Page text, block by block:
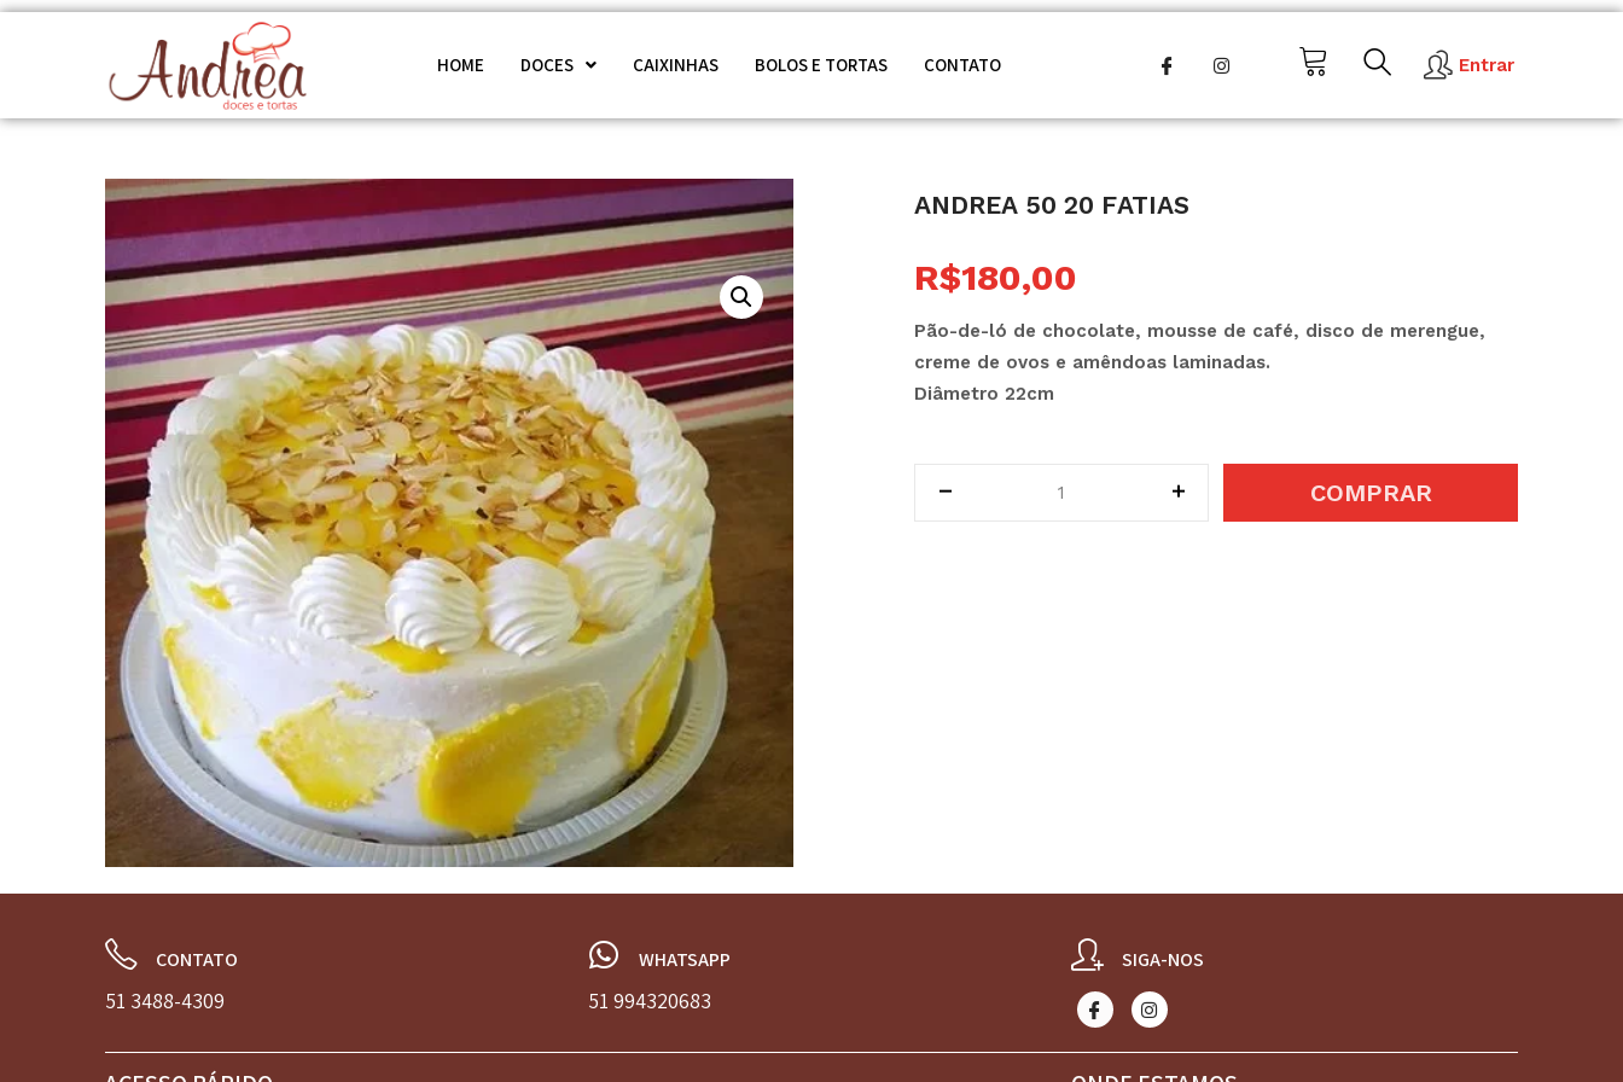
HOME DOCES CAIXINHAS BOLOS E TORTAS CONTATO Entrar
Andrea 50 20 Fatias
R$180,00
Pão-de-ló de chocolate, mousse de café, disco de merengue,
creme de ovos e amêndoas laminadas.
Diâmetro 22cm
COMPRAR
CONTATO
51 3488-4309
WHATSAPP
51 994320683
SIGA-NOS